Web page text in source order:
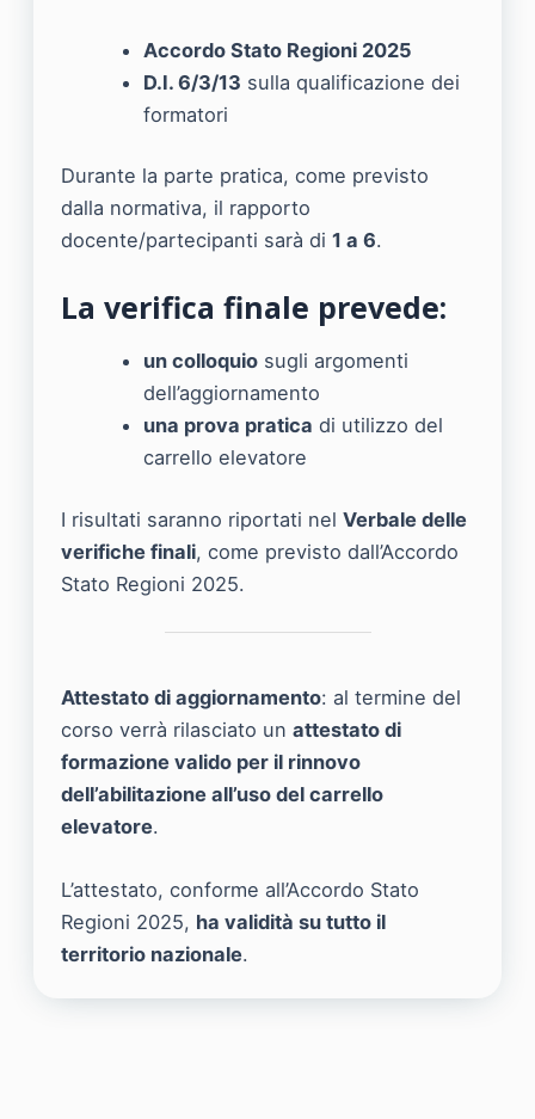
Accordo Stato Regioni 2025
D.I. 6/3/13 sulla qualificazione dei
formatori
Durante la parte pratica, come previsto
dalla normativa, il rapporto
docente/partecipanti sarà di 1 a 6.
La verifica finale prevede:
un colloquio sugli argomenti
dell’aggiornamento
una prova pratica di utilizzo del
carrello elevatore
I risultati saranno riportati nel Verbale delle
verifiche finali, come previsto dall’Accordo
Stato Regioni 2025.
Attestato di aggiornamento: al termine del
corso verrà rilasciato un attestato di
formazione valido per il rinnovo
dell’abilitazione all’uso del carrello
elevatore.
L’attestato, conforme all’Accordo Stato
Regioni 2025, ha validità su tutto il
territorio nazionale.